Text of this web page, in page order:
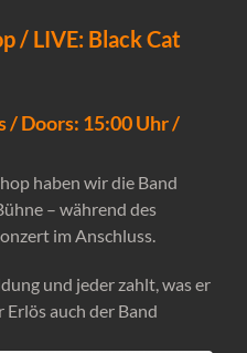
/ LIVE: Black Cat
/ Doors: 15:00 Uhr /
haben wir die Band
– während des
im Anschluss.
und jeder zahlt, was er
Erlös auch der Band